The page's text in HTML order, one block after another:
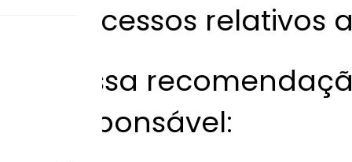
processos relativos a
Nossa
responsável: